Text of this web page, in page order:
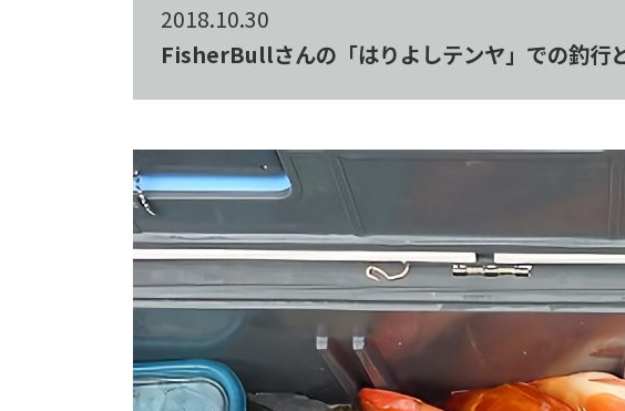
2018.10.30
FisherBullさんの「はりよしテンヤ」での釣行